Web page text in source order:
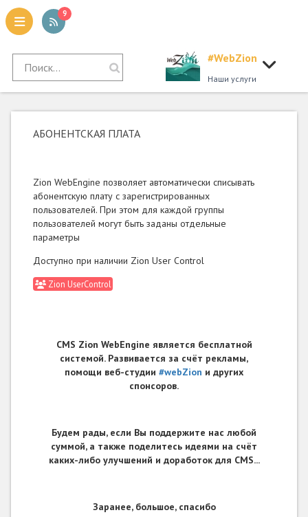
9
#WebZion
Наши услуги
АБОНЕНТСКАЯ ПЛАТА
Zion WebEngine позволяет автоматически списывать
абонентскую плату с зарегистрированных
пользователей. При этом для каждой группы
пользователей могут быть заданы отдельные
параметры
Доступно при наличии Zion User Control
Zion UserControl
CMS Zion WebEngine является бесплатной
системой. Развивается за счёт рекламы,
помощи веб-студии #webZion и других
спонсоров.
Будем рады, если Вы поддержите нас любой
суммой, а также поделитесь идеями на счёт
каких-либо улучшений и доработок для CMS...
Заранее, большое, спасибо